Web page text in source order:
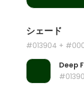
シェード
#013904 +
Deep